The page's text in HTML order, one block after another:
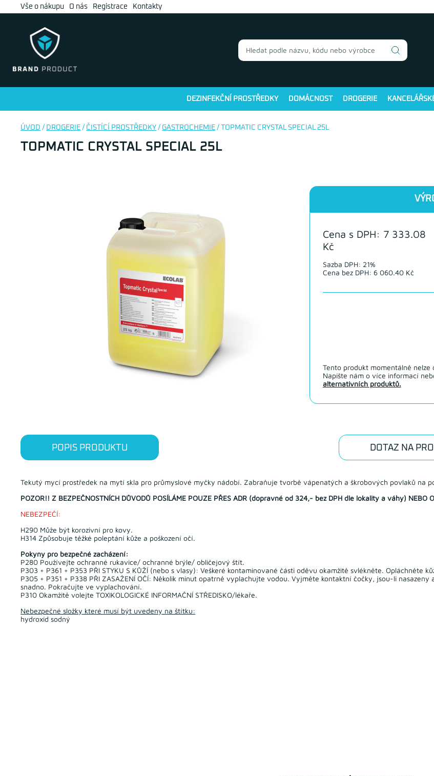
Vše o nákupu O nás Registrace Kontakty
DEZINFEKČNÍ PROSTŘEDKY DOMÁCNOST DROGERIE
ÚVOD / DROGERIE / ČISTÍCÍ PROSTŘEDKY / GASTROCHEMIE / TOPMATIC CRYSTAL SPECIAL 25L
TOPMATIC CRYSTAL SPECIAL 25L
Cena s DPH: 7 333.08
Kč
Sazba DPH: 21%
Cena bez DPH: 6 060.40 Kč
Tento produkt momentálně nelze
Napište nám o více informací
alternativních produktů.
POPIS PRODUKTU DOTAZ NA
Tekutý mycí prostředek na mytí skla pro průmyslové myčky nádobí. Zabraňuje tvorbě vápenatých a škrobových povlaků na
POZOR!! Z BEZPEČNOSTNÍCH DŮVODŮ POSÍLÁME POUZE PŘES ADR (dopravné od 324,- bez DPH dle lokality a váhy) NEBO
NEBEZPEČÍ:
H290 Může být korozivní pro kovy.
H314 Způsobuje těžké poleptání kůže a poškození očí.
Pokyny pro bezpečné zacházení:
P280 Používejte ochranné rukavice/ ochranné brýle/ obličejový štít.
P303 + P361 + P353 PŘI STYKU S KŮŽÍ (nebo s vlasy): Veškeré kontaminované části oděvu okamžitě svlékněte. Opláchněte
P305 + P351 + P338 PŘI ZASAŽENÍ OČÍ: Několik minut opatrně vyplachujte vodou. Vyjměte kontaktní čočky, jsou-li
snadno. Pokračujte ve vyplachování.
P310 Okamžitě volejte TOXIKOLOGICKÉ INFORMAČNÍ STŘEDISKO/lékaře.
Nebezpečné složky které musí být uvedeny na štítku:
hydroxid sodný